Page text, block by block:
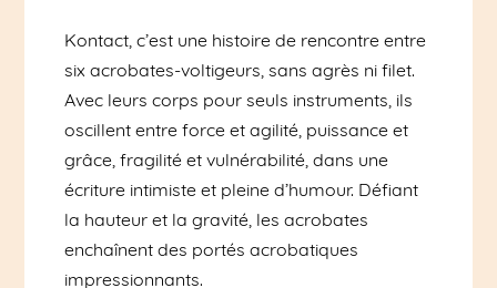
Kontact, c’est une histoire de rencontre entre
six acrobates-voltigeurs, sans agrès ni filet.
Avec leurs corps pour seuls instruments, ils
oscillent entre force et agilité, puissance et
grâce, fragilité et vulnérabilité, dans une
écriture intimiste et pleine d’humour. Défiant
la hauteur et la gravité, les acrobates
enchaînent des portés acrobatiques
impressionnants.